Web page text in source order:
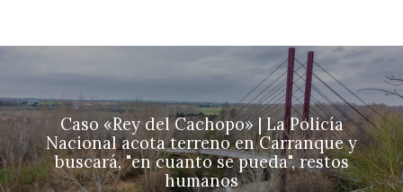
Caso «Rey del Cachopo» | La Policía
Nacional acota terreno en Carranque y
buscará, "en cuanto se pueda", restos
humanos